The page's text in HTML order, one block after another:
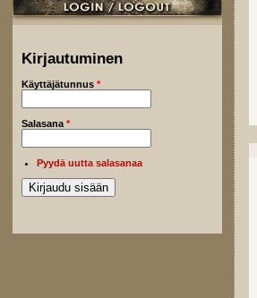
Kirjautuminen
Käyttäjätunnus *
Salasana *
Pyydä uutta salasanaa